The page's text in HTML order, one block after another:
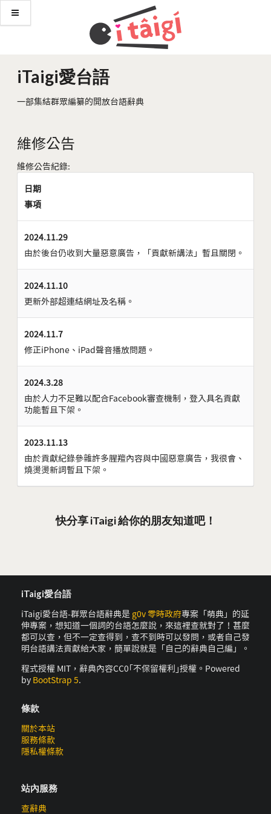
iTaigi愛台語
一部集結群眾編纂的開放台語辭典
維修公告
維修公告紀錄:
日期
事項
2024.11.29
由於後台仍收到大量惡意廣告，「貢獻新講法」暫且關閉。
2024.11.10
更新外部超連結網址及名稱。
2024.11.7
修正iPhone、iPad聲音播放問題。
2024.3.28
由於人力不足難以配合Facebook審查機制，登入具名貢獻
功能暫且下架。
2023.11.13
由於貢獻紀錄參雜許多腥羶內容與中國惡意廣告，我很會、
燒燙燙新詞暫且下架。
快分享 iTaigi 給你的朋友知道吧！
iTaigi愛台語
iTaigi愛台語-群眾台語辭典是 g0v 零時政府專案「萌典」的延
伸專案，想知道一個詞的台語怎麼說，來這裡查就對了！甚麼
都可以查，但不一定查得到，查不到時可以發問，或者自己發
明台語講法貢獻給大家，簡單說就是「自己的辭典自己編」。
程式授權 MIT，辭典內容CC0｢不保留權利｣授權。Powered
by BootStrap 5.
條款
關於本站
服務條款
隱私權條款
站內服務
查辭典